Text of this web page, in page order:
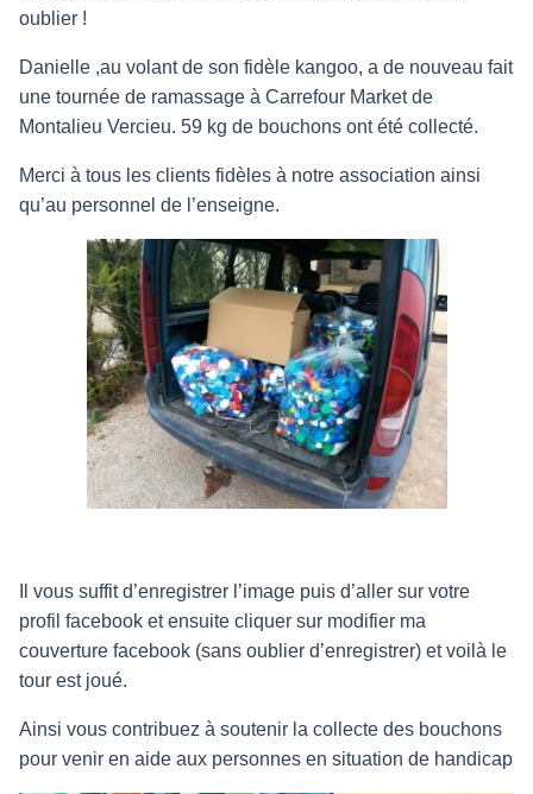
oublier !
Danielle ,au volant de son fidèle kangoo, a de nouveau fait
une tournée de ramassage à Carrefour Market de
Montalieu Vercieu. 59 kg de bouchons ont été collecté.
Merci à tous les clients fidèles à notre association ainsi
qu’au personnel de l’enseigne.
Il vous suffit d’enregistrer l’image puis d’aller sur votre
profil facebook et ensuite cliquer sur modifier ma
couverture facebook (sans oublier d’enregistrer) et voilà le
tour est joué.
Ainsi vous contribuez à soutenir la collecte des bouchons
pour venir en aide aux personnes en situation de handicap